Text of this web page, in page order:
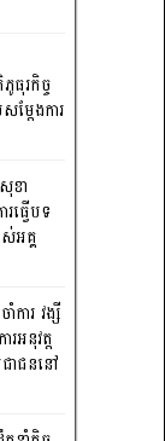
រកិច្ច
ម្តែងការ
ខា
ធ្វើបទ
អគ្គ
ការ វង្សី
អនុវត្ត
ាជននៅ